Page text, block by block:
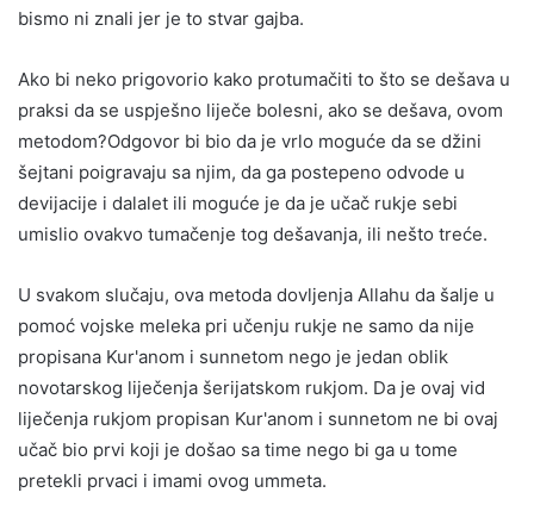
bismo ni znali jer je to stvar gajba.
Ako bi neko prigovorio kako protumačiti to što se dešava u
praksi da se uspješno liječe bolesni, ako se dešava, ovom
metodom?Odgovor bi bio da je vrlo moguće da se džini
šejtani poigravaju sa njim, da ga postepeno odvode u
devijacije i dalalet ili moguće je da je učač rukje sebi
umislio ovakvo tumačenje tog dešavanja, ili nešto treće.
U svakom slučaju, ova metoda dovljenja Allahu da šalje u
pomoć vojske meleka pri učenju rukje ne samo da nije
propisana Kur'anom i sunnetom nego je jedan oblik
novotarskog liječenja šerijatskom rukjom. Da je ovaj vid
liječenja rukjom propisan Kur'anom i sunnetom ne bi ovaj
učač bio prvi koji je došao sa time nego bi ga u tome
pretekli prvaci i imami ovog ummeta.